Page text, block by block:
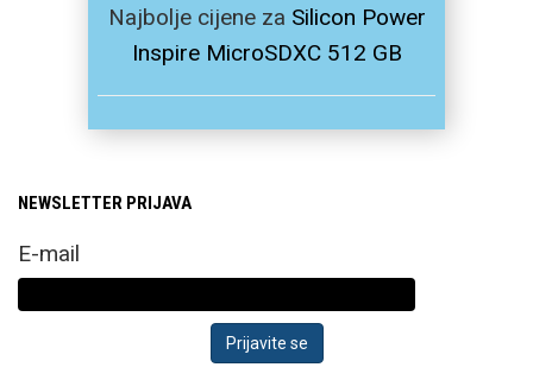
Najbolje cijene za Silicon Power
Inspire MicroSDXC 512 GB
NEWSLETTER PRIJAVA
E-mail